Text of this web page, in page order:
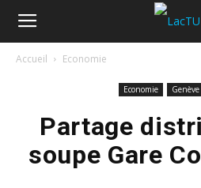
Accueil Economie
Economie
Partage
soupe Gare